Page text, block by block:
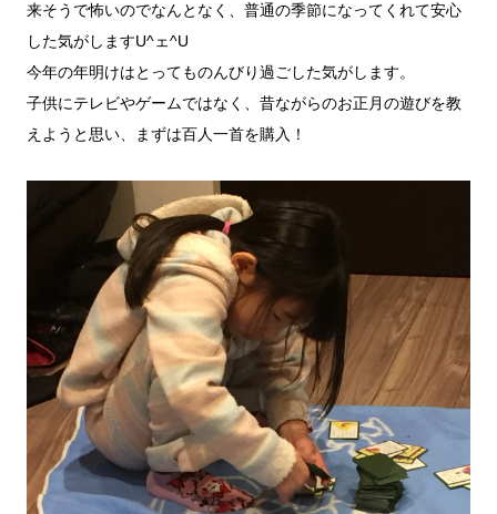
来そうで怖いのでなんとなく、普通の季節になってくれて安心
した気がしますU^ェ^U
今年の年明けはとってものんびり過ごした気がします。
子供にテレビやゲームではなく、昔ながらのお正月の遊びを教
えようと思い、まずは百人一首を購入！